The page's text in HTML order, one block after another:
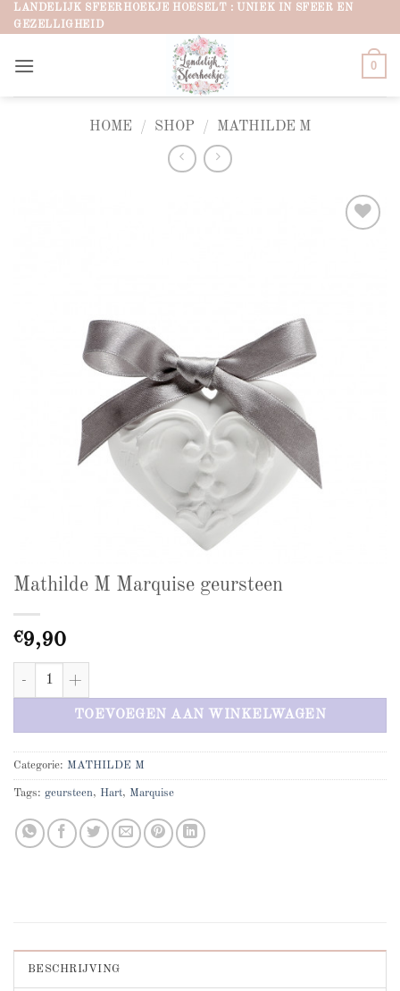
Ga
naar
LANDELIJK SFEERHOEKJE HOESELT : UNIEK IN SFEER EN
GEZELLIGHEID
0
HOME / SHOP / MATHILDE M
Mathilde M Marquise geursteen
€9,90
Mathilde M Marquise geursteen aantal
TOEVOEGEN AAN WINKELWAGEN
Categorie: MATHILDE M
Tags: geursteen, Hart, Marquise
BESCHRIJVING